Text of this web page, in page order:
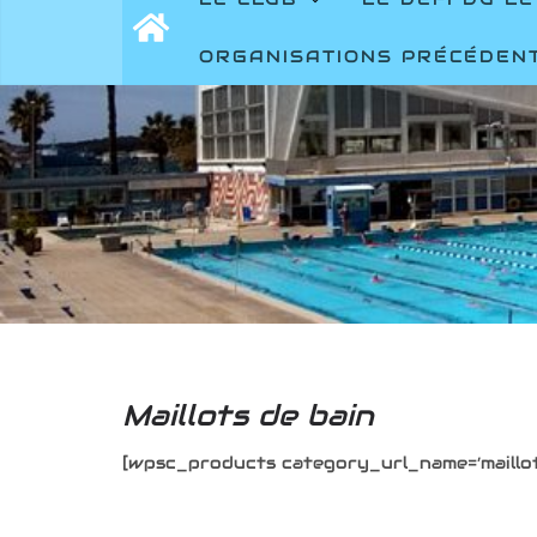
ORGANISATIONS
Maillots de bain
[wpsc_products